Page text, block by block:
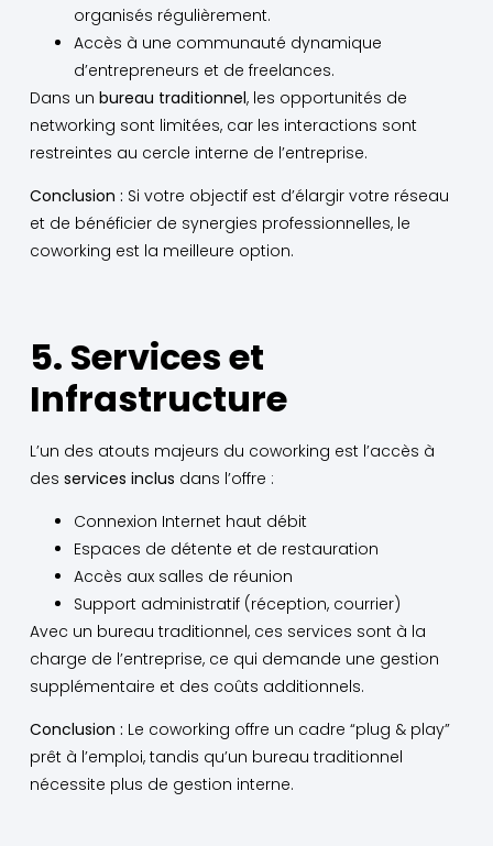
organisés régulièrement.
Accès à une communauté dynamique
d’entrepreneurs et de freelances.
Dans un bureau traditionnel, les opportunités de
networking sont limitées, car les interactions sont
restreintes au cercle interne de l’entreprise.
Conclusion : Si votre objectif est d’élargir votre réseau
et de bénéficier de synergies professionnelles, le
coworking est la meilleure option.
5. Services et
Infrastructure
L’un des atouts majeurs du coworking est l’accès à
des services inclus dans l’offre :
Connexion Internet haut débit
Espaces de détente et de restauration
Accès aux salles de réunion
Support administratif (réception, courrier)
Avec un bureau traditionnel, ces services sont à la
charge de l’entreprise, ce qui demande une gestion
supplémentaire et des coûts additionnels.
Conclusion : Le coworking offre un cadre “plug & play”
prêt à l’emploi, tandis qu’un bureau traditionnel
nécessite plus de gestion interne.